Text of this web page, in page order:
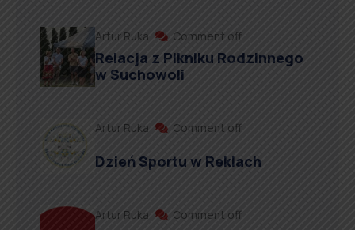
Artur Ruka Comment off
Relacja z Pikniku Rodzinnego
w Suchowoli
Artur Ruka Comment off
Dzień Sportu w Reklach
Artur Ruka Comment off